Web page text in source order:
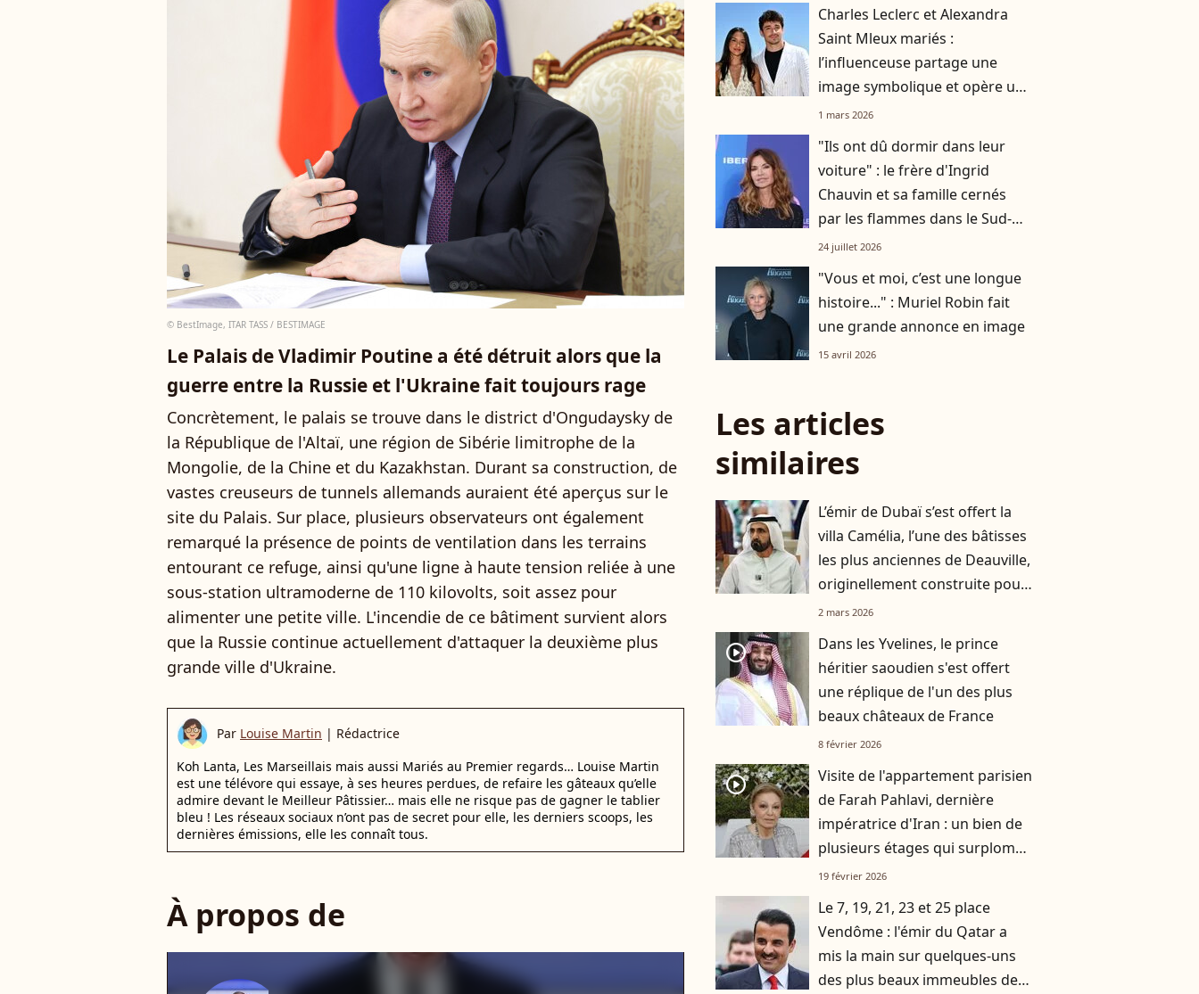
© BestImage, ITAR TASS / BESTIMAGE
Le Palais de Vladimir Poutine a été détruit alors que la
guerre entre la Russie et l'Ukraine fait toujours rage
Concrètement, le palais se trouve dans le district d'Ongudaysky de
la République de l'Altaï, une région de Sibérie limitrophe de la
Mongolie, de la Chine et du Kazakhstan. Durant sa construction, de
vastes creuseurs de tunnels allemands auraient été aperçus sur le
site du Palais. Sur place, plusieurs observateurs ont également
remarqué la présence de points de ventilation dans les terrains
entourant ce refuge, ainsi qu'une ligne à haute tension reliée à une
sous-station ultramoderne de 110 kilovolts, soit assez pour
alimenter une petite ville. L'incendie de ce bâtiment survient alors
que la Russie continue actuellement d'attaquer la deuxième plus
grande ville d'Ukraine.
Par Louise Martin | Rédactrice
Koh Lanta, Les Marseillais mais aussi Mariés au Premier regards… Louise Martin
est une télévore qui essaye, à ses heures perdues, de refaire les gâteaux qu’elle
admire devant le Meilleur Pâtissier… mais elle ne risque pas de gagner le tablier
bleu ! Les réseaux sociaux n’ont pas de secret pour elle, les derniers scoops, les
dernières émissions, elle les connaît tous.
À propos de
Charles Leclerc et Alexandra
Saint Mleux mariés :
l’influenceuse partage une
image symbolique et opère un
changement de taille
1 mars 2026
"Ils ont dû dormir dans leur
voiture" : le frère d'Ingrid
Chauvin et sa famille cernés
par les flammes dans le Sud-
Ouest
24 juillet 2026
"Vous et moi, c’est une longue
histoire..." : Muriel Robin fait
une grande annonce en image
15 avril 2026
Les articles
similaires
L’émir de Dubaï s’est offert la
villa Camélia, l’une des bâtisses
les plus anciennes de Deauville,
originellement construite pour
un marquis
2 mars 2026
player2
Dans les Yvelines, le prince
héritier saoudien s'est offert
une réplique de l'un des plus
beaux châteaux de France
8 février 2026
player2
Visite de l'appartement parisien
de Farah Pahlavi, dernière
impératrice d'Iran : un bien de
plusieurs étages qui surplombe
les quais de Seine
19 février 2026
Le 7, 19, 21, 23 et 25 place
Vendôme : l'émir du Qatar a
mis la main sur quelques-uns
des plus beaux immeubles de